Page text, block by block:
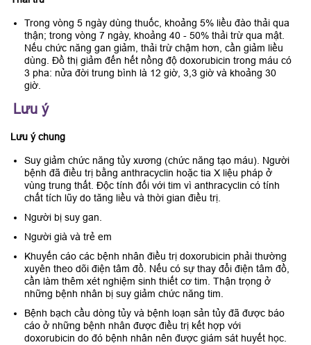
Trong vòng 5 ngày dùng thuốc, khoảng 5% liều đào thải qua
thận; trong vòng 7 ngày, khoảng 40 - 50% thải trừ qua mật.
Nếu chức năng gan giảm, thải trừ chậm hơn, cần giảm liều
dùng. Đồ thị giảm đến hết nồng độ doxorubicin trong máu có
3 pha: nửa đời trung bình là 12 giờ, 3,3 giờ và khoảng 30
giờ.
Lưu ý
Lưu ý chung
Suy giảm chức năng tủy xương (chức năng tạo máu). Người
bệnh đã điều trị bằng anthracyclin hoặc tia X liệu pháp ở
vùng trung thất. Độc tính đối với tim vì anthracyclin có tính
chất tích lũy do tăng liều và thời gian điều trị.
Người bị suy gan.
Người già và trẻ em
Khuyến cáo các bệnh nhân điều trị doxorubicin phải thường
xuyên theo dõi điện tâm đồ. Nếu có sự thay đổi điện tâm đồ,
cần làm thêm xét nghiệm sinh thiết cơ tim. Thận trọng ở
những bệnh nhân bị suy giảm chức năng tim.
Bệnh bạch cầu dòng tủy và bệnh loạn sản tủy đã được báo
cáo ở những bệnh nhân được điều trị kết hợp với
doxorubicin do đó bệnh nhân nên được giám sát huyết học.